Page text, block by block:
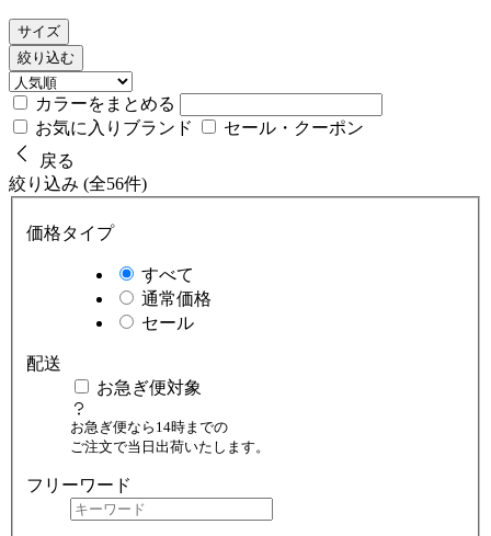
サイズ
絞り込む
カラーをまとめる
お気に入りブランド
セール・クーポン
戻る
絞り込み (全56件)
価格タイプ
すべて
通常価格
セール
配送
お急ぎ便対象
お急ぎ便なら14時までの
ご注文で当日出荷いたします。
フリーワード